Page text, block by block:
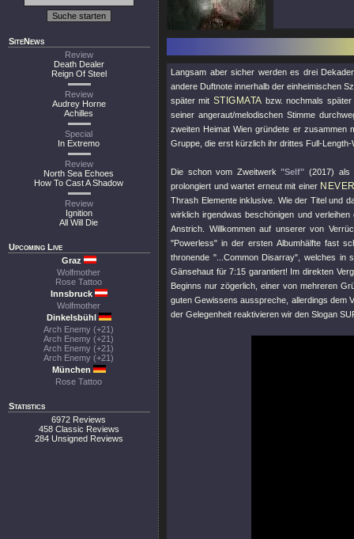
SiteNews
Review
Death Dealer
Reign Of Steel
Review
Audrey Horne
Achilles
Special
In Extremo
Review
North Sea Echoes
How To Cast A Shadow
Review
Ignition
All Will Die
Upcoming Live
Graz
Wolfmother
Rose Tattoo
Innsbruck
Wolfmother
Dinkelsbühl
Arch Enemy (+21)
Arch Enemy (+21)
Arch Enemy (+21)
Arch Enemy (+21)
München
Rose Tattoo
Statistics
6972 Reviews
458 Classic Reviews
284 Unsigned Reviews
Langsam aber sicher werden es drei
andere Duftnote innerhalb der einheimischen
später mit STIGMATA bzw. nochmals
seiner angeraut/melodischen Stimme
zweiten Heimat Wien gründete er
Gruppe, die erst kürzlich ihr drittes Full-
Die schon vom Zweitwerk"Self" (2017) als
prolongiert und wartet erneut mit einer
Thrash Elemente inklusive. Wie der Titel und
wirklich irgendwas beschönigen und
Anstrich. Willkommen auf unserer von
"Powerless" in der ersten Albumhälfte fast
thronende "...Common Disarray" , welches in
Gänsehaut für 7:15 garantiert! Im direkten
Beginns nur zögerlich, einer von mehreren
guten Gewissens ausspreche, allerdings dem
der Gelegenheit reaktivieren wir den Slogan